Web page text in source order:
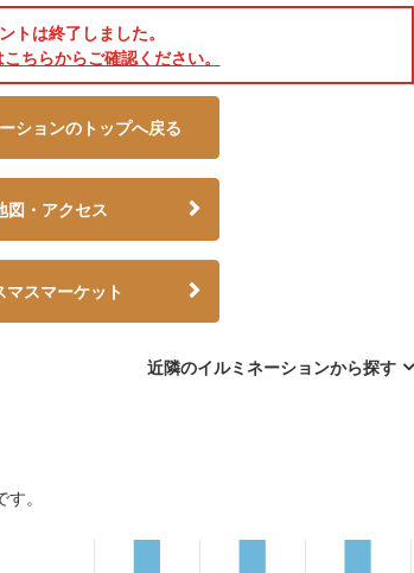
トは終了しました。
ちらからご確認ください。
ションのトップへ戻る
図・アクセス
マスマーケット
近隣のイルミネーションから探す
。